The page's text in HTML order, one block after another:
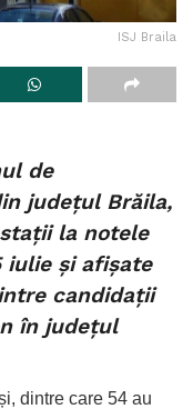
ISJ Braila
de
județul Brăila,
la notele
iulie și afișate
candidații
în județul
dintre care 54 au